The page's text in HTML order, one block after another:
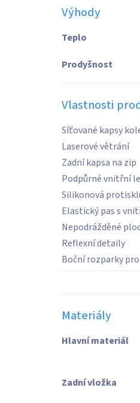
Výhody
Teplo
Prodyšnost
Vlastnosti
Síťované kapsy
Laserové větrání
Zadní kapsa na zip
Podpůrné vnitřní
Silikonová
Elastický pas s
Nepodrážděné
Reflexní detaily
Boční rozparky
Materiály
Hlavní materiál
Zadní vložka